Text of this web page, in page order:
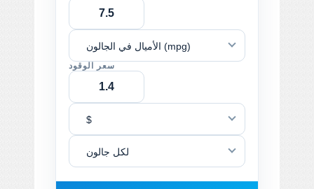
الأميال في الجالون (mpg)
سعر الوقود
$
لكل جالون